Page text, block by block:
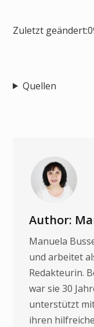
Zuletzt geändert:
Quellen
Author:
Manuela
und arbeitet
Redakteurin.
war sie 30
unterstützt
ihren